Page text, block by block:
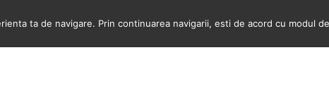
ta de navigare. Prin continuarea navigarii, esti de acord cu modul